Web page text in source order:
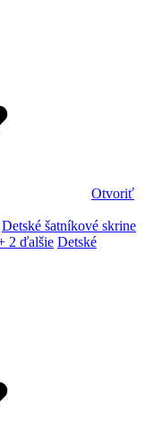
Otvoriť
Detské šatníkové skrine
2 ďalšie Detské